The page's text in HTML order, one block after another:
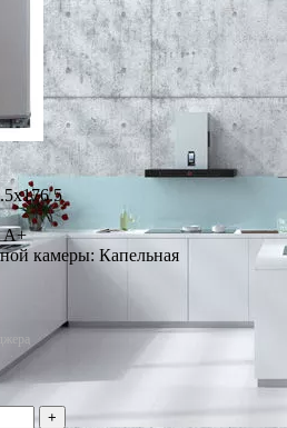
A+
камеры: Капельная
+